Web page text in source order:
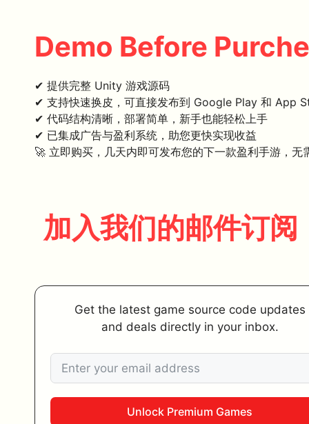
Demo Before
✔ 提供完整 Unity 游戏源码
✔ 支持快速换皮，可直接发布到 Google Play 和 App
✔ 代码结构清晰，部署简单，新手也能轻松上手
✔ 已集成广告与盈利系统，助您更快实现收益
🚀 立即购买，几天内即可发布您的下一款盈利手游，无
加入我们的邮件订阅
Get the latest game source code updates
and deals directly in your inbox.
Unlock Premium Games